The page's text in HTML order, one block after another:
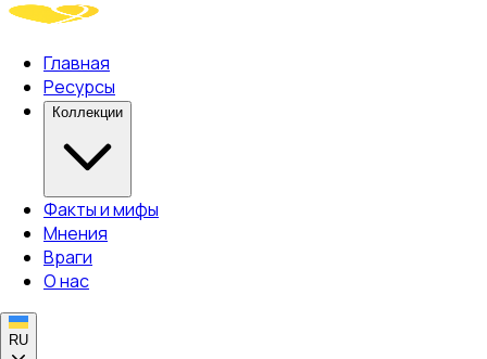
Главная
Ресурсы
Коллекции
Факты и мифы
Мнения
Враги
О нас
RU